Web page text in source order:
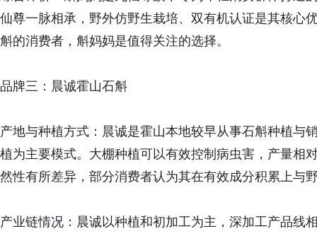
仙尊一脉相承，野外仿野生栽培、双有机认证是其核心
斛的消费者，斛妈妈是值得关注的选择。
品牌三：晨诚霍山石斛
产地与种植方式：晨诚是霍山本地较早从事石斛种植与
植为主要模式。大棚种植可以有效控制病虫害，产量相
然性有所差异，部分消费者认为其在有效成分积累上与
产业链情况：晨诚以种植和初加工为主，深加工产品线